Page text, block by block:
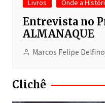
Livros Onde a
Entrevista no
ALMANAQUE
Marcos Felipe Delfino
Clichê